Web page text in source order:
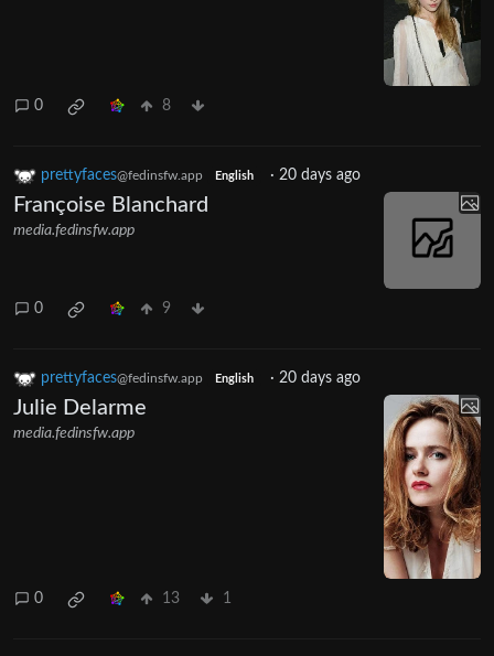
0 8
prettyfaces@fedinsfw.app English · 20 days ago
Françoise Blanchard
media.fedinsfw.app
0 9
prettyfaces@fedinsfw.app English · 20 days ago
Julie Delarme
media.fedinsfw.app
0 13 1